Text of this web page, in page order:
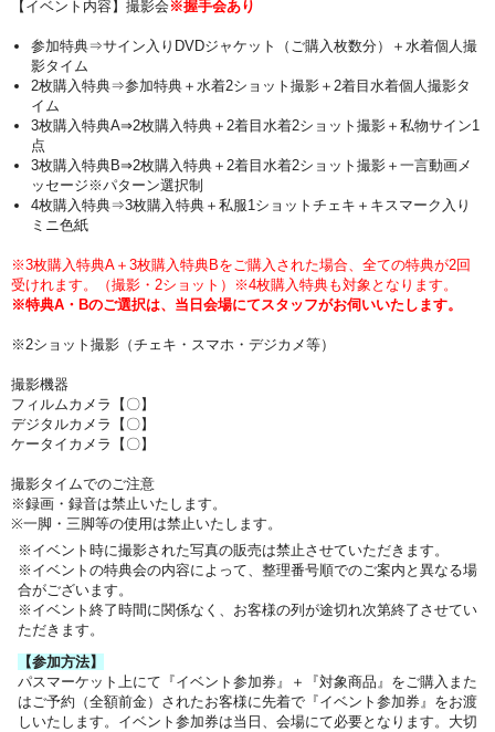
【イベント内容】撮影会 ※握手会あり
参加特典⇒サイン入りDVDジャケット（ご購入枚数分）＋水着個人撮
影タイム
2枚購入特典⇒参加特典＋水着2ショット撮影＋2着目水着個人撮影タ
イム
3枚購入特典A⇒2枚購入特典＋2着目水着2ショット撮影＋私物サイン1
点
3枚購入特典B⇒2枚購入特典＋2着目水着2ショット撮影＋一言動画メ
ッセージ※パターン選択制
4枚購入特典⇒3枚購入特典＋私服1ショットチェキ＋キスマーク入り
ミニ色紙
※3枚購入特典A＋3枚購入特典Bをご購入された場合、全ての特典が2回
受けれます。（撮影・2ショット）※4枚購入特典も対象となります。
※特典A・Bのご選択は、当日会場にてスタッフがお伺いいたします。
※2ショット撮影（チェキ・スマホ・デジカメ等）
撮影機器
フィルムカメラ【〇】
デジタルカメラ【〇】
ケータイカメラ【〇】
撮影タイムでのご注意
※録画・録音は禁止いたします。
※一脚・三脚等の使用は禁止いたします。
※イベント時に撮影された写真の販売は禁止させていただきます。
※イベントの特典会の内容によって、整理番号順でのご案内と異なる場
合がございます。
※イベント終了時間に関係なく、お客様の列が途切れ次第終了させてい
ただきます。
【参加方法】
パスマーケット上にて『イベント参加券』＋『対象商品』をご購入また
はご予約（全額前金）されたお客様に先着で『イベント参加券』をお渡
しいたします。イベント参加券は当日、会場にて必要となります。大切